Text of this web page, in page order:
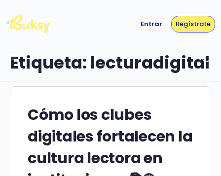
Entrar Regístrate
Etiqueta: lecturadigital
Cómo los clubes
digitales fortalecen la
cultura lectora en